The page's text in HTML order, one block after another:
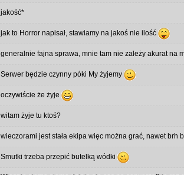
jakość*
jak to Horror napisał, stawiamy na jakoś nie ilość
generalnie fajna sprawa, mnie tam nie zależy akurat na
Serwer będzie czynny póki My żyjemy
oczywiście że żyje
witam żyje tu ktoś?
wieczorami jest stała ekipa więc można grać, nawet brh
Smutki trzeba przepić butelką wódki